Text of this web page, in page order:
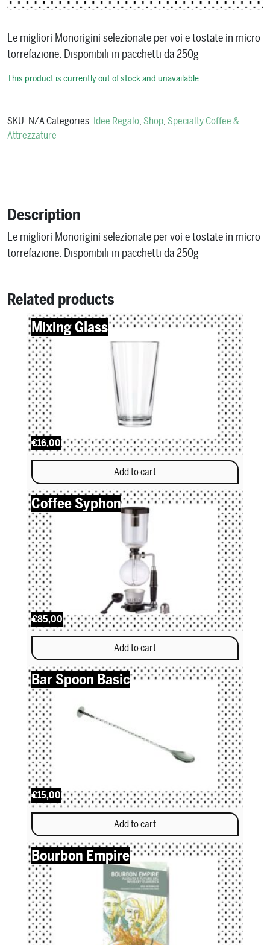
Le migliori Monorigini selezionate per voi e tostate in micro
torrefazione. Disponibili in pacchetti da 250g
This product is currently out of stock and unavailable.
SKU: N/ACategories: Idee Regalo, Shop, Specialty Coffee &
Attrezzature
Description
Le migliori Monorigini selezionate per voi e tostate in micro
torrefazione. Disponibili in pacchetti da 250g
Related products
Mixing Glass
€16,00
Add to cart
Coffee Syphon
€85,00
Add to cart
Bar Spoon Basic
€15,00
Add to cart
Bourbon Empire